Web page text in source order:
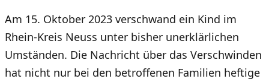
Am 15. Oktober 2023 verschwand ein Kind im
Rhein-Kreis Neuss unter bisher unerklärlichen
Umständen. Die Nachricht über das Verschwinden
hat nicht nur bei den betroffenen Familien heftige